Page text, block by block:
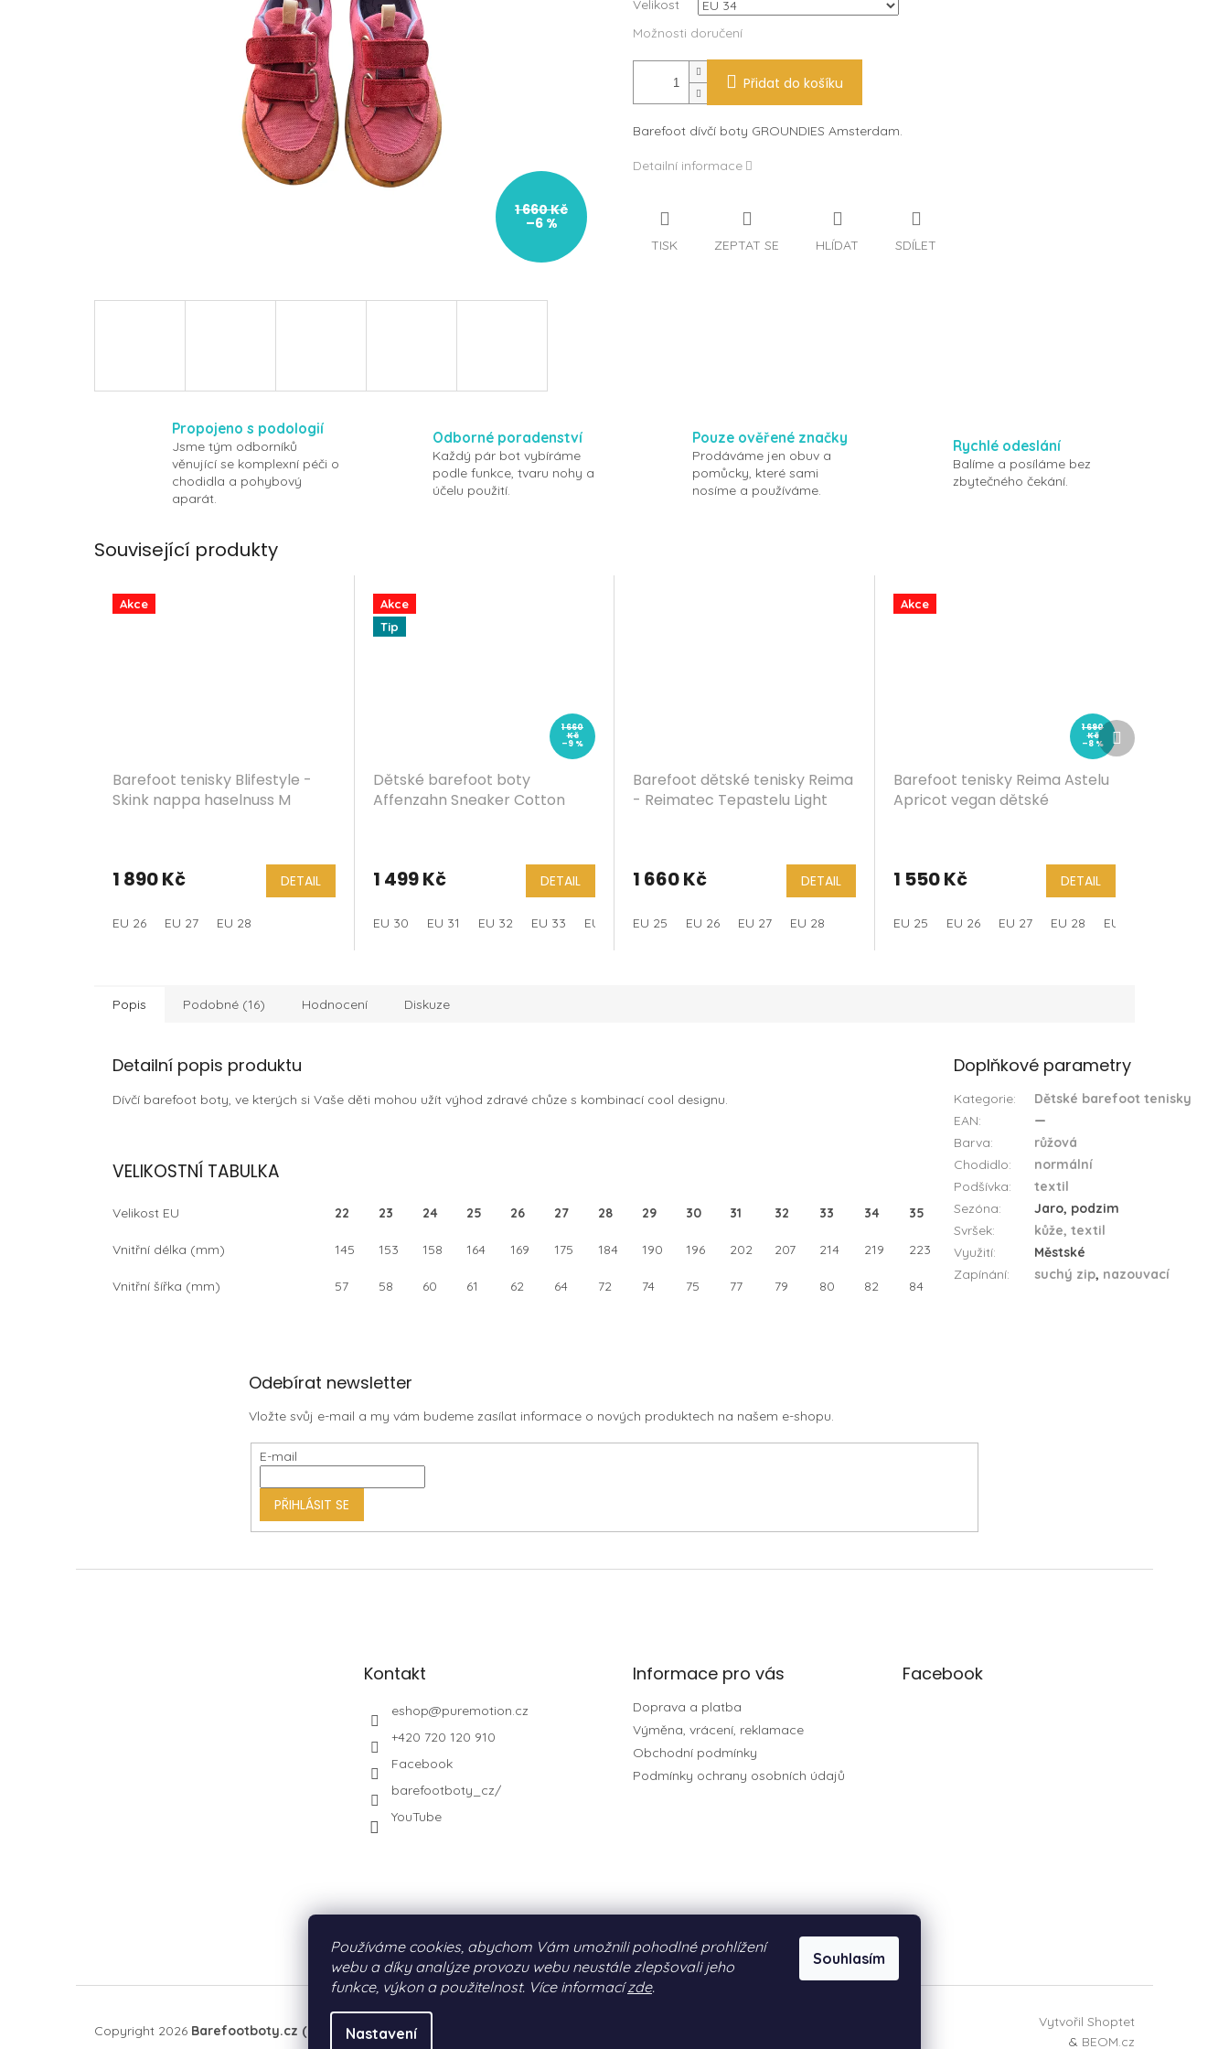
Používáme cookies, abychom Vám umožnili pohodlné prohlížení
webu a díky analýze provozu webu neustále zlepšovali jeho
funkce, výkon a použitelnost. Více informacízde.
Nastavení
Souhlasím
1 660 Kč
–6 %
Velikost
Možnosti doručení
Přidat do košíku
Barefoot dívčí boty GROUNDIES Amsterdam.
Detailní informace
TISK ZEPTAT SE HLÍDAT SDÍLET
Propojeno s podologií
Jsme tým odborníků
věnující se komplexní péči o
chodidla a pohybový
aparát.
Odborné poradenství
Každý pár bot vybíráme
podle funkce, tvaru nohy a
účelu použití.
Pouze ověřené značky
Prodáváme jen obuv a
pomůcky, které sami
nosíme a používáme.
Rychlé odeslání
Balíme a posíláme bez
zbytečného čekání.
Související produkty
Akce
Barefoot tenisky Blifestyle -
Skink nappa haselnuss M
1 890 Kč DETAIL
EU 26 EU 27 EU 28
Akce
Tip
1 660
Kč
–9 %
Dětské barefoot boty
Affenzahn Sneaker Cotton
1 499 Kč DETAIL
EU 30 EU 31 EU 32 EU 33 EU 34 EU 35
Barefoot dětské tenisky Reima
- Reimatec Tepastelu Light
1 660 Kč DETAIL
EU 25 EU 26 EU 27 EU 28
Akce
1 690
Kč
–8 %
Barefoot tenisky Reima Astelu
Apricot vegan dětské
1 550 Kč DETAIL
EU 25 EU 26 EU 27 EU 28 EU 29
Další
produkt
Popis Podobné (16) Hodnocení Diskuze
Detailní popis produktu
Dívčí barefoot boty, ve kterých si Vaše děti mohou užít výhod zdravé chůze s kombinací cool designu.
VELIKOSTNÍ TABULKA
Velikost EU 22 23 24 25 26 27 28 29 30 31 32 33 34 35
Vnitřní délka (mm) 145 153 158 164 169 175 184 190 196 202 207 214 219 223
Vnitřní šířka (mm) 57 58 60 61 62 64 72 74 75 77 79 80 82 84
Doplňkové parametry
Kategorie:
Dětské barefoot tenisky
EAN:
—
Barva:
růžová
Chodidlo:
normální
Podšívka:
textil
Sezóna:
Jaro, podzim
Svršek:
kůže, textil
Využití:
Městské
Zapínání: suchý zip, nazouvací
Odebírat newsletter
Vložte svůj e-mail a my vám budeme zasílat informace o nových produktech na našem e-shopu.
E-mail
PŘIHLÁSIT SE
Kontakt
eshop@puremotion.cz
+420 720 120 910
Facebook
barefootboty_cz/
YouTube
Informace pro vás
Doprava a platba
Výměna, vrácení, reklamace
Obchodní podmínky
Podmínky ochrany osobních údajů
Facebook
Vytvořil Shoptet
& BEOM.cz
Copyright 2026 Barefootboty.cz (by PURE MOTION®)